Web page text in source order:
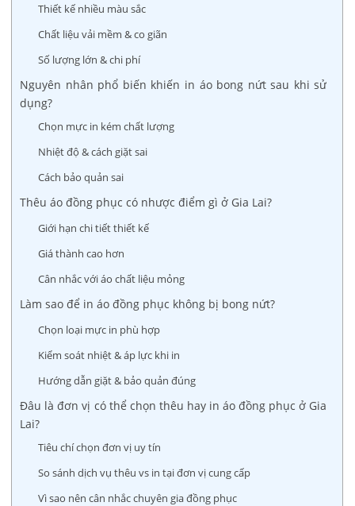
Thiết kế nhiều màu sắc
Chất liệu vải mềm & co giãn
Số lượng lớn & chi phí
Nguyên nhân phổ biến khiến in áo bong nứt sau khi sử
dụng?
Chọn mực in kém chất lượng
Nhiệt độ & cách giặt sai
Cách bảo quản sai
Thêu áo đồng phục có nhược điểm gì ở Gia Lai?
Giới hạn chi tiết thiết kế
Giá thành cao hơn
Cân nhắc với áo chất liệu mỏng
Làm sao để in áo đồng phục không bị bong nứt?
Chọn loại mực in phù hợp
Kiểm soát nhiệt & áp lực khi in
Hướng dẫn giặt & bảo quản đúng
Đâu là đơn vị có thể chọn thêu hay in áo đồng phục ở Gia
Lai?
Tiêu chí chọn đơn vị uy tín
So sánh dịch vụ thêu vs in tại đơn vị cung cấp
Vì sao nên cân nhắc chuyên gia đồng phục